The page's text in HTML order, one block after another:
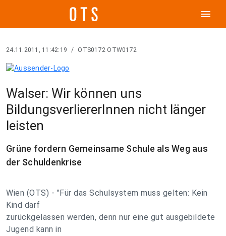
menu
24.11.2011, 11:42:19 / OTS0172 OTW0172
Walser: Wir können uns
BildungsverliererInnen nicht länger
leisten
Grüne fordern Gemeinsame Schule als Weg aus
der Schuldenkrise
Wien (OTS) - "Für das Schulsystem muss gelten: Kein
Kind darf
zurückgelassen werden, denn nur eine gut ausgebildete
Jugend kann in